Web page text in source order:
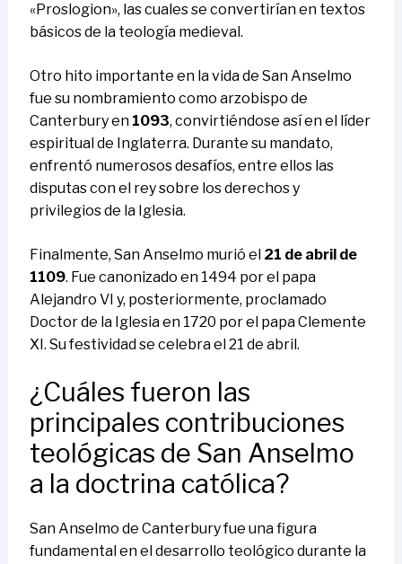
«Proslogion», las cuales se convertirían en textos
básicos de la teología medieval.
Otro hito importante en la vida de San Anselmo
fue su nombramiento como arzobispo de
Canterbury en 1093, convirtiéndose así en el líder
espiritual de Inglaterra. Durante su mandato,
enfrentó numerosos desafíos, entre ellos las
disputas con el rey sobre los derechos y
privilegios de la Iglesia.
Finalmente, San Anselmo murió el 21 de abril de
1109. Fue canonizado en 1494 por el papa
Alejandro VI y, posteriormente, proclamado
Doctor de la Iglesia en 1720 por el papa Clemente
XI. Su festividad se celebra el 21 de abril.
¿Cuáles fueron las
principales contribuciones
teológicas de San Anselmo
a la doctrina católica?
San Anselmo de Canterbury fue una figura
fundamental en el desarrollo teológico durante la